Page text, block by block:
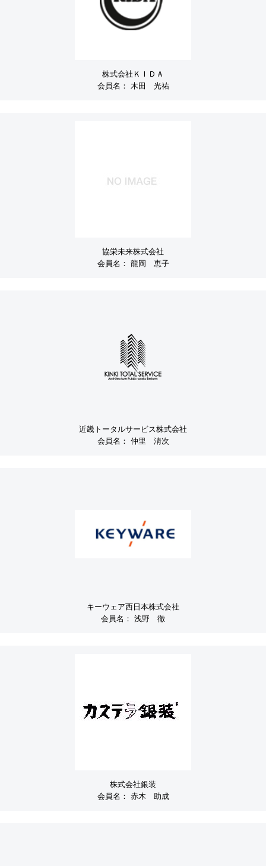
株式会社ＫＩＤＡ
会員名：
木田 光祐
協栄未来株式会社
会員名： 龍岡 恵子
近畿トータルサービス株式会社
会員名： 仲里 淸次
キーウェア西日本株式会社
会員名： 浅野 徹
株式会社銀装
会員名： 赤木 助成